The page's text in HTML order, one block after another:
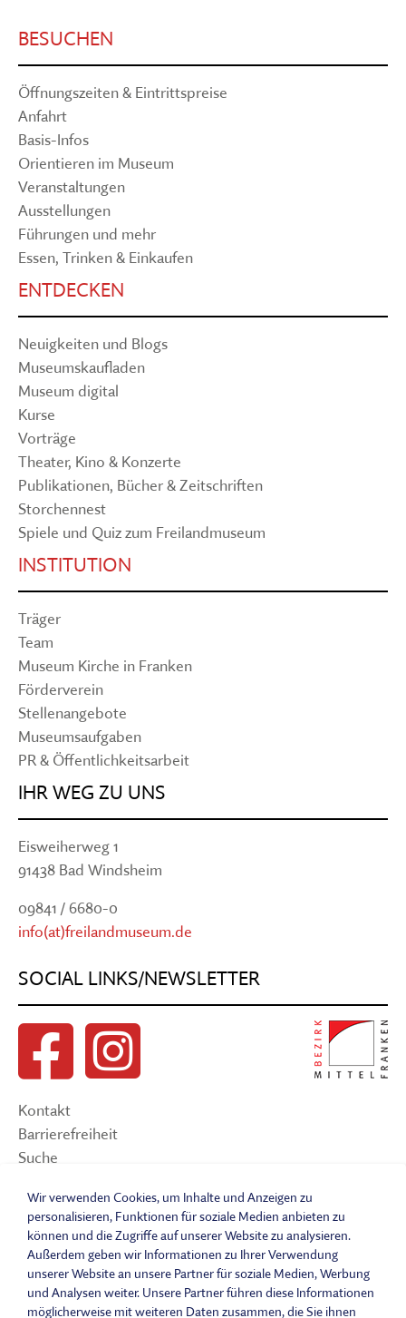
BESUCHEN
Öffnungszeiten & Eintrittspreise
Anfahrt
Basis-Infos
Orientieren im Museum
Veranstaltungen
Ausstellungen
Führungen und mehr
Essen, Trinken & Einkaufen
ENTDECKEN
Neuigkeiten und Blogs
Museumskaufladen
Museum digital
Kurse
Vorträge
Theater, Kino & Konzerte
Publikationen, Bücher & Zeitschriften
Storchennest
Spiele und Quiz zum Freilandmuseum
INSTITUTION
Träger
Team
Museum Kirche in Franken
Förderverein
Stellenangebote
Museumsaufgaben
PR & Öffentlichkeitsarbeit
IHR WEG ZU UNS
Eisweiherweg 1
91438 Bad Windsheim
09841 / 6680-0
info(at)freilandmuseum.de
SOCIAL LINKS/NEWSLETTER
Kontakt
Barrierefreiheit
Suche
Impressum
Datenschutzerklärung
Barrierefreiheitserklärung
Leichte Sprache
Widerrufsbelehrung
Wir verwenden Cookies, um Inhalte und Anzeigen zu
personalisieren, Funktionen für soziale Medien anbieten zu
können und die Zugriffe auf unserer Website zu analysieren.
Außerdem geben wir Informationen zu Ihrer Verwendung
unserer Website an unsere Partner für soziale Medien, Werbung
und Analysen weiter. Unsere Partner führen diese Informationen
möglicherweise mit weiteren Daten zusammen, die Sie ihnen